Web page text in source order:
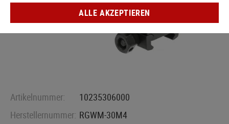
Artikelnummer:
10235306000
Herstellernummer: RGWM-30M4
ALLE AKZEPTIEREN